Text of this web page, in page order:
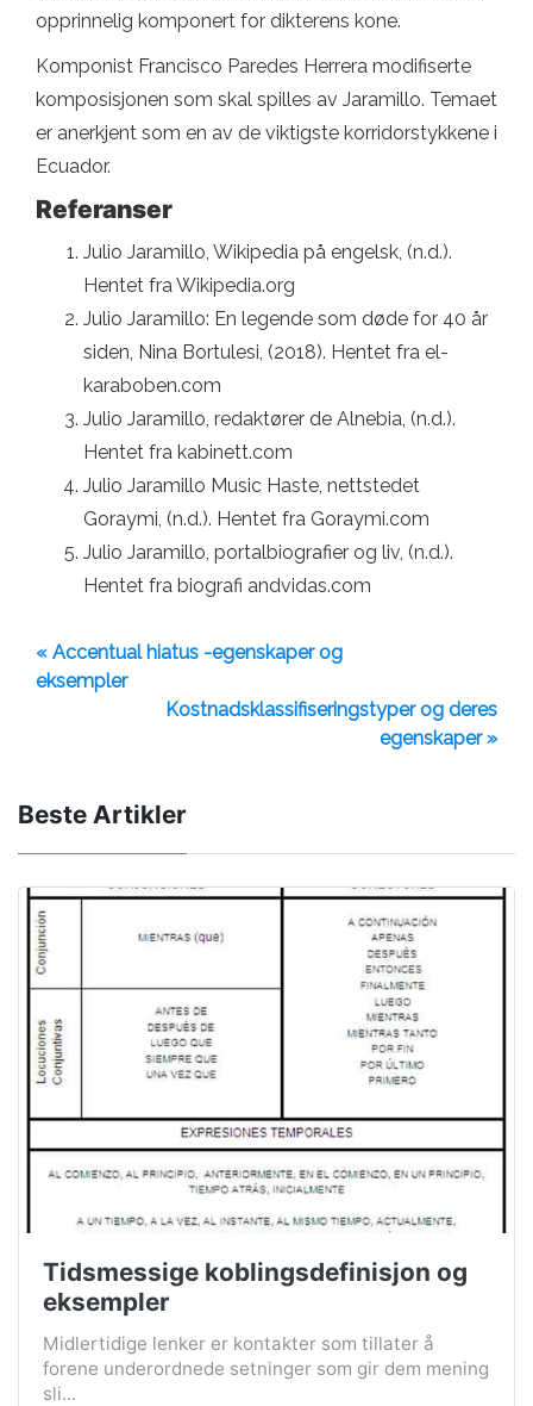
opprinnelig komponert for dikterens kone.
Komponist Francisco Paredes Herrera modifiserte
komposisjonen som skal spilles av Jaramillo. Temaet
er anerkjent som en av de viktigste korridorstykkene i
Ecuador.
Referanser
Julio Jaramillo, Wikipedia på engelsk, (n.d.).
Hentet fra Wikipedia.org
Julio Jaramillo: En legende som døde for 40 år
siden, Nina Bortulesi, (2018). Hentet fra el-
karaboben.com
Julio Jaramillo, redaktører de Alnebia, (n.d.).
Hentet fra kabinett.com
Julio Jaramillo Music Haste, nettstedet
Goraymi, (n.d.). Hentet fra Goraymi.com
Julio Jaramillo, portalbiografier og liv, (n.d.).
Hentet fra biografi andvidas.com
« Accentual hiatus -egenskaper og
eksempler
Kostnadsklassifiseringstyper og deres
egenskaper »
Beste Artikler
Tidsmessige koblingsdefinisjon og
eksempler
Midlertidige lenker er kontakter som tillater å
forene underordnede setninger som gir dem mening
sli...